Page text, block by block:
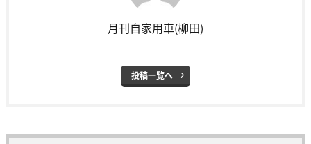
月刊自家用車(柳田)
投稿一覧へ